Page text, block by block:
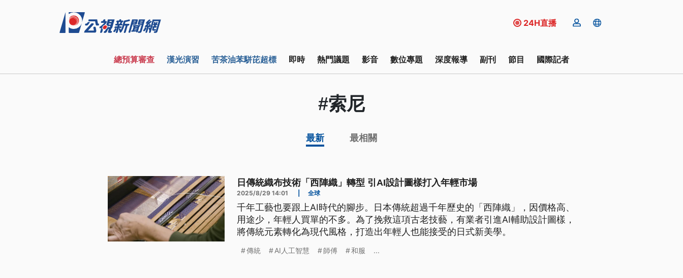
24H直播
總預算審查 漢光演習 苦茶油苯駢芘超標 即時 熱門議題 影音 數位專題 深度報導 副刊 節目 國際記者
#索尼
最新 最相關
日傳統織布技術「西陣織」轉型 引AI設計圖樣打入年輕市場
2025/8/29 14:01 全球
千年工藝也要跟上AI時代的腳步。日本傳統超過千年歷史的「西陣織」，因價格高、
用途少，年輕人買單的不多。為了挽救這項古老技藝，有業者引進AI輔助設計圖樣，
將傳統元素轉化為現代風格，打造出年輕人也能接受的日式新美學。
傳統 AI人工智慧 師傅 和服 ...